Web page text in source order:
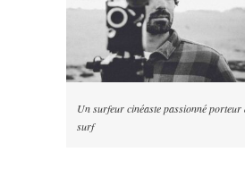
Un surfeur cinéaste passionné porteur
surf